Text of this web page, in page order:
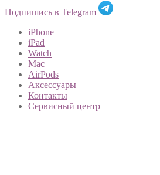
Подпишись в Telegram
iPhone
iPad
Watch
Mac
AirPods
Аксессуары
Контакты
Сервисный центр